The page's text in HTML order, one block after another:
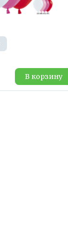
В корзину